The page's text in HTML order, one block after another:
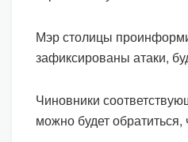
Мэр столицы
зафиксированы атаки,
Чиновники
можно будет